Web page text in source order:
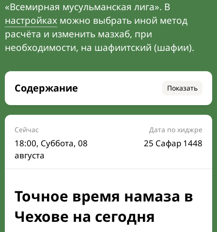
«Всемирная мусульманская лига». В
настройках можно выбрать иной метод
расчёта и изменить мазхаб, при
необходимости, на шафиитский (шафии).
Содержание Показать
Время намаза на сегодня
Расписание на месяц
Время Сухура и Ифтара на сегодня
Календарь рамадана
Мечети и молельные комнаты
Направление киблы
Сейчас
18:00, Суббота, 08
августа
Дата по хиджре
25 Сафар 1448
Точное время намаза в
Чехове на сегодня